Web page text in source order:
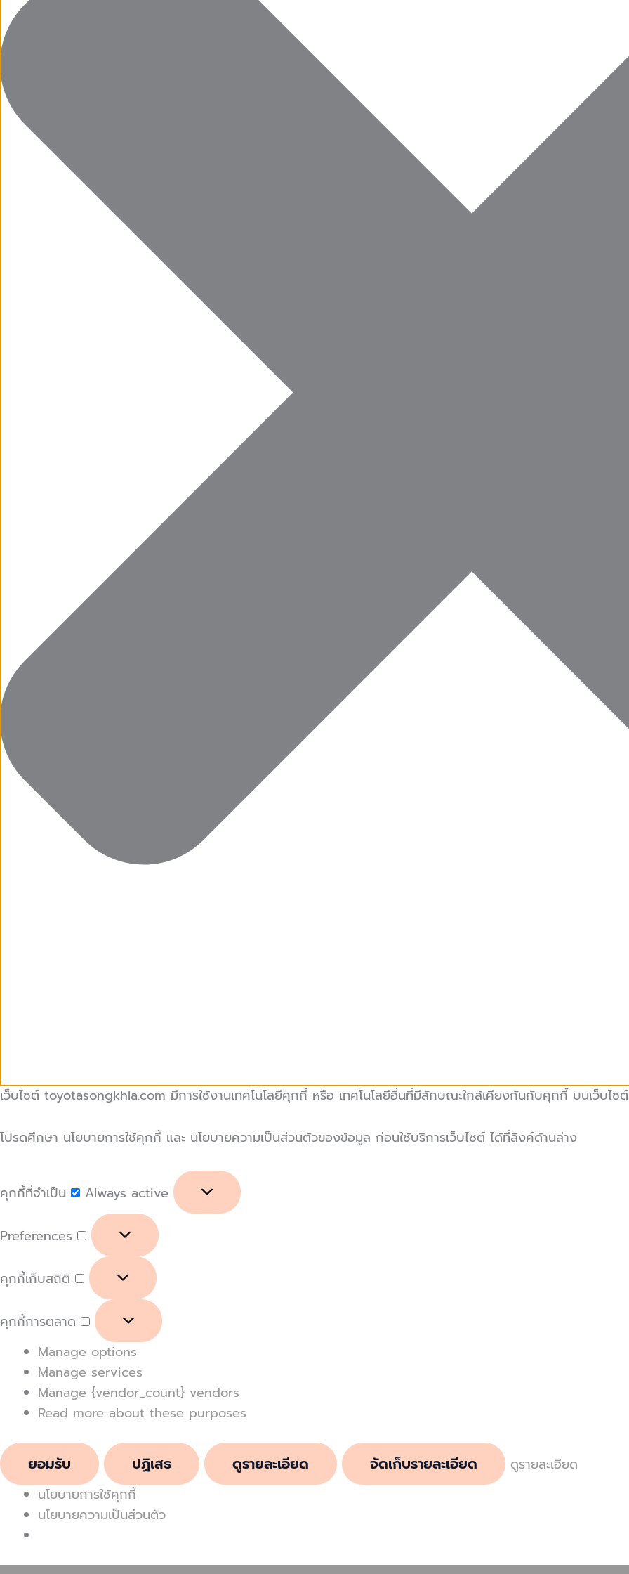
เว็บไซต์ toyotasongkhla.com มีการใช้งานเทคโนโลยีคุกกี้ หรือ เทคโนโลยีอื่นที่มีลักษณะใกล้เคียงกันกับคุกกี้ บนเว็บไซต์
โปรดศึกษา นโยบายการใช้คุกกี้ และ นโยบายความเป็นส่วนตัวของข้อมูล ก่อนใช้บริการเว็บไซต์ ได้ที่ลิงค์ด้านล่าง
คุกกี้ที่จำเป็น Always active
Preferences
คุกกี้เก็บสถิติ
คุกกี้การตลาด
Manage options
Manage services
Manage {vendor_count} vendors
Read more about these purposes
ยอมรับ ปฏิเสธ ดูรายละเอียด จัดเก็บรายละเอียด
ดูรายละเอียด
นโยบายการใช้คุกกี้
นโยบายความเป็นส่วนตัว